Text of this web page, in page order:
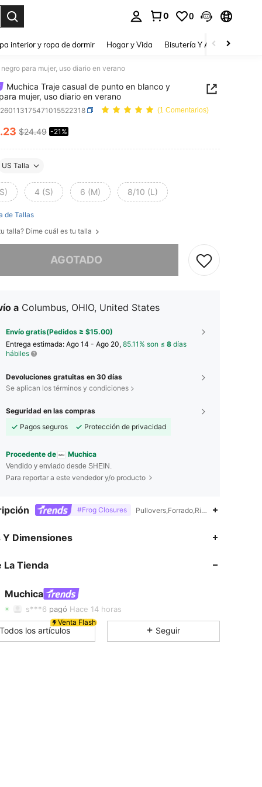
0 0
interior y ropa de dormir Hogar y Vida Bisutería Y Accesorios
para mujer, uso diario en verano
Muchica Traje casual de punto en blanco y
mujer, uso diario en verano
(1 Comentarios)
AND AVAILABILITY
.23 $24.49 -21%
US Talla
4 (S) 6 (M) 8/10 (L)
de Tallas
talla? Dime cuál es tu talla
AGOTADO
a Columbus, OHIO, United States
Envío gratis(Pedidos ≥ $15.00)
Entrega estimada: Ago 14 - Ago 20, 85.11% son ≤ 8 días
hábiles
Devoluciones gratuitas en 30 días
Se aplican los términos y condiciones
Seguridad en las compras
Pagos seguros
Protección de privacidad
Procedente de Muchica
Vendido y enviado desde SHEIN.
Para reportar a este vendedor y/o producto
#Frog Closures Pullovers,Forrado,Ribete en contraste
Y Dimensiones
La Tienda
Muchica
4.74
4.74 4.2K
s***6 pagó Hace 14 horas
4.74 338K
Venta Flash
Todos los artículos Seguir